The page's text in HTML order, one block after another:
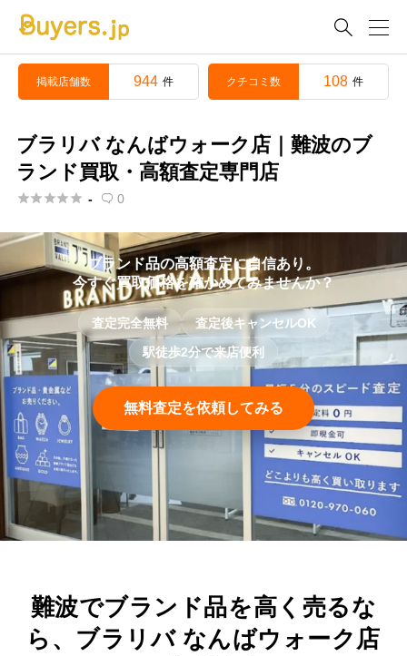

掲載店舗数 944 件 クチコミ数 108 件
ブラリバ なんばウォーク店｜難波のブ
ランド買取・高額査定専門店
 -  0
ブランド品の高額査定に自信あり。
今すぐ買取価格を確かめてみませんか？
査定完全無料
査定後キャンセルOK
駅徒歩2分で来店便利
無料査定を依頼してみる
難波でブランド品を高く売るな
ら、ブラリバ なんばウォーク店